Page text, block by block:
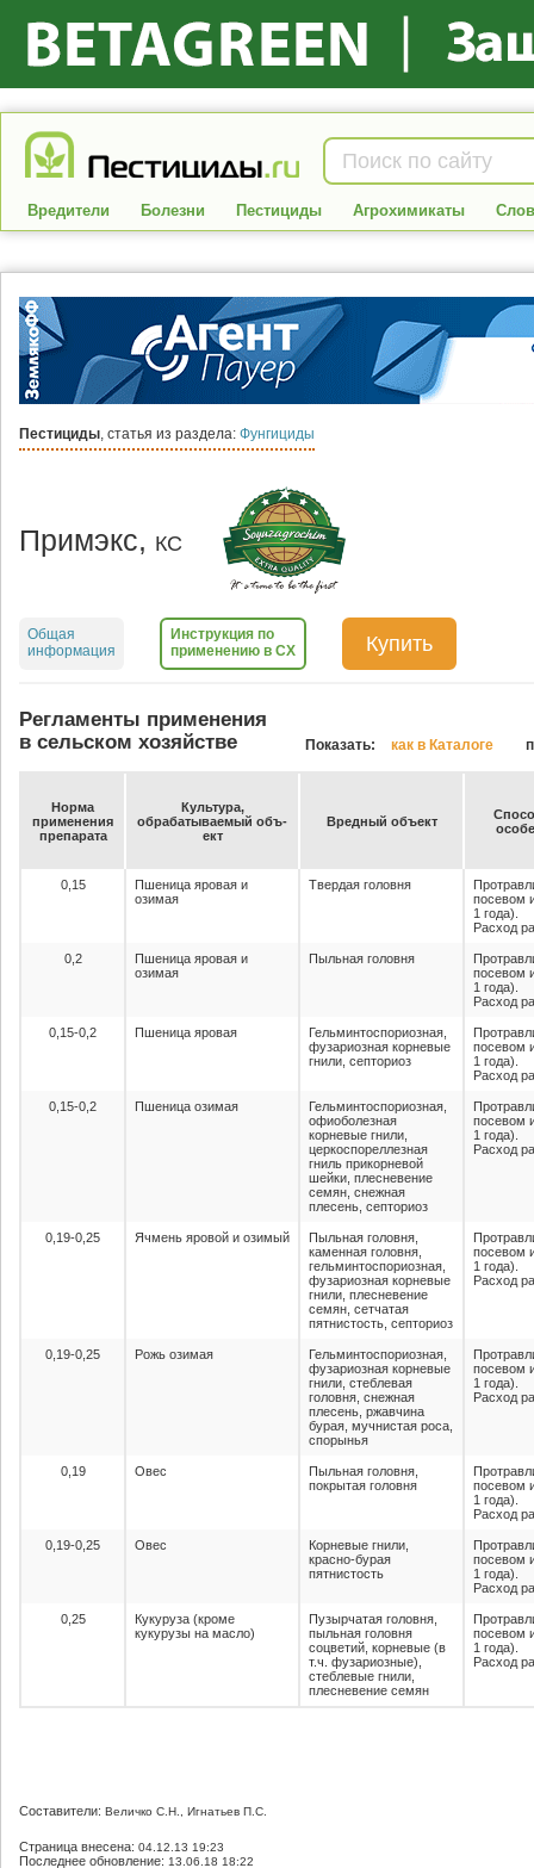
Вредители Болезни Пестициды Агрохимикаты
Пестициды, статья из раздела: Фунгициды
Примэкс, КС
Общая
информация
Инструкция по
применению в СХ
Купить
Регламенты применения
в сельском хозяйстве
Показать: как в Каталоге
Нор­ма
при­ме­не­ния
пре­па­ра­та
Куль­ту­ра,
об­ра­ба­ты­ва­емый объ­
ект
Вред­ный объ­ект
0,15
Пшеница яровая и
озимая
Твердая головня
посевом
1 года).
Расход
0,2
Пшеница яровая и
озимая
Пыльная головня
посевом
1 года).
Расход
0,15-0,2 Пшеница яровая
Гельминтоспориозная,
фузариозная корневые
гнили, септориоз
посевом
1 года).
Расход
0,15-0,2 Пшеница озимая
Гельминтоспориозная,
офиоболезная
корневые гнили,
церкоспореллезная
гниль прикорневой
шейки, плесневение
семян, снежная
плесень, септориоз
посевом
1 года).
Расход
0,19-0,25 Ячмень яровой и озимый
Пыльная головня,
каменная головня,
гельминтоспориозная,
фузариозная корневые
гнили, плесневение
семян, сетчатая
пятнистость, септориоз
посевом
1 года).
Расход
0,19-0,25 Рожь озимая
Гельминтоспориозная,
фузариозная корневые
гнили, стеблевая
головня, снежная
плесень, ржавчина
бурая, мучнистая роса,
спорынья
посевом
1 года).
Расход
0,19 Овес
Пыльная головня,
покрытая головня
посевом
1 года).
Расход
0,19-0,25 Овес
Корневые гнили,
красно-бурая
пятнистость
посевом
1 года).
Расход
0,25
Кукуруза (кроме
кукурузы на масло)
Пузырчатая головня,
пыльная головня
соцветий, корневые (в
т.ч. фузариозные),
стеблевые гнили,
плесневение семян
посевом
1 года).
Расход
Составители: Величко С.Н., Игнатьев П.С.
Страница внесена: 04.12.13 19:23
Последнее обновление: 13.06.18 18:22